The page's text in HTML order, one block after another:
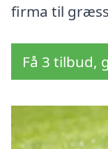
firma til
Få 3 tilbud,